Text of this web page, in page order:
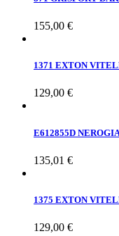
155,00 €
1371 EXTON
129,00 €
E612855D
135,01 €
1375 EXTON
129,00 €